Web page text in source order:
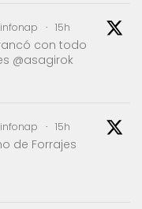
· 15h
con todo
@asagirok
· 15h
de Forrajes